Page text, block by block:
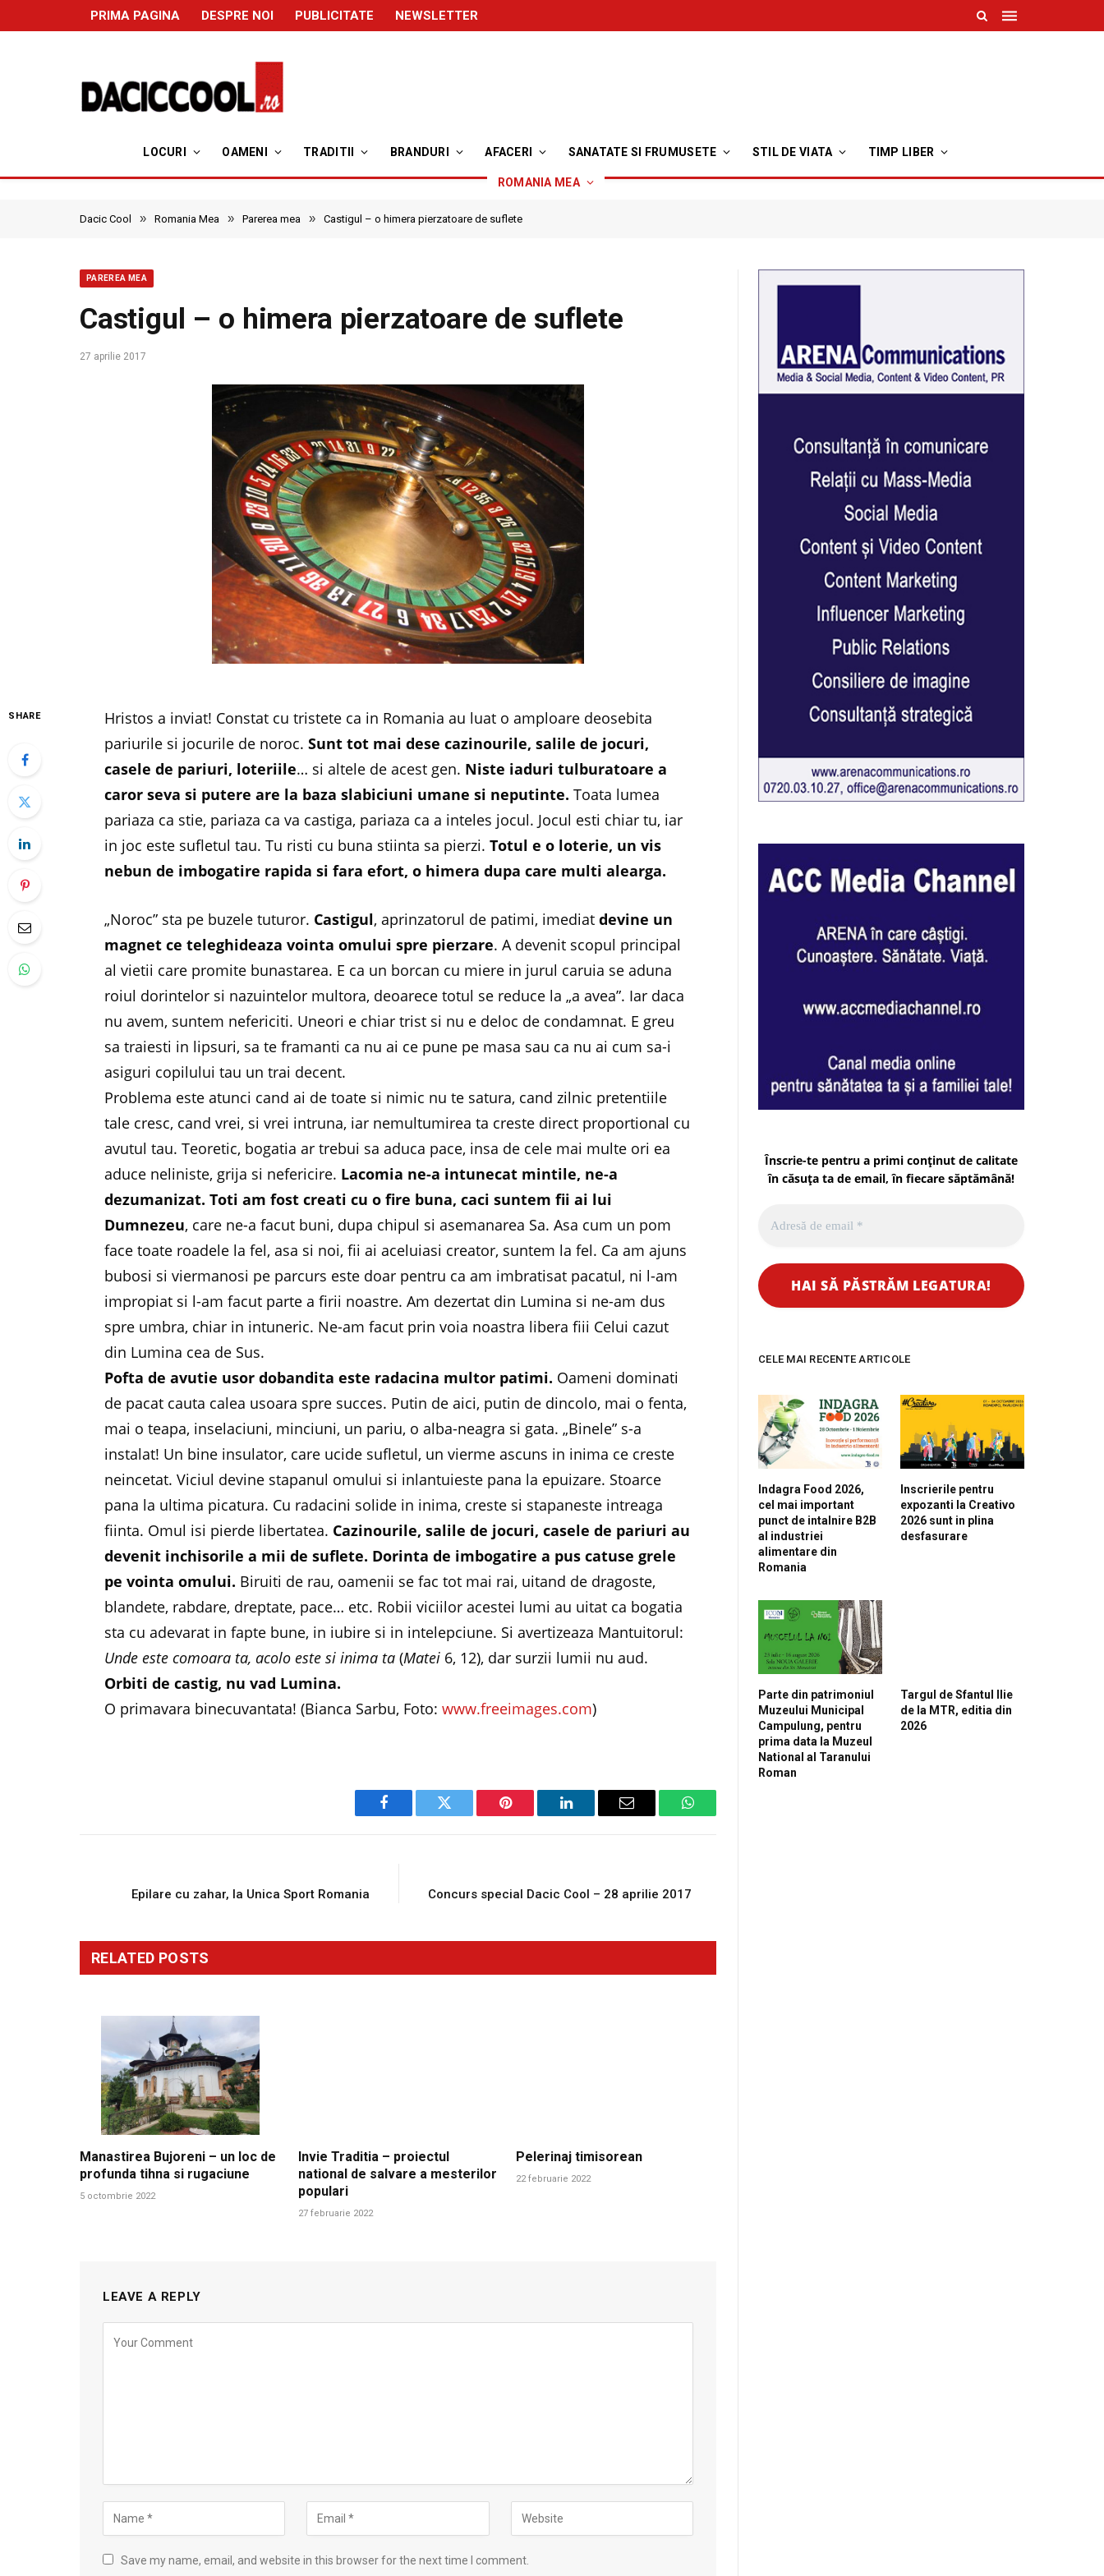
PRIMA PAGINA DESPRE NOI PUBLICITATE NEWSLETTER
LOCURI OAMENI TRADITII BRANDURI AFACERI SANATATE SI FRUMUSETE STIL DE VIATA TIMP LIBER
ROMANIA MEA
Dacic Cool » Romania Mea » Parerea mea » Castigul – o himera pierzatoare de suflete
PAREREA MEA
Castigul – o himera pierzatoare de suflete
27 aprilie 2017
SHARE
Hristos a inviat! Constat cu tristete ca in Romania au luat o amploare deosebita
pariurile si jocurile de noroc.Sunt tot mai dese cazinourile, salile de jocuri,
casele de pariuri, loteriile… si altele de acest gen. Niste iaduri tulburatoare a
caror seva si putere are la baza slabiciuni umane si neputinte. Toata lumea
pariaza ca stie, pariaza ca va castiga, pariaza ca a inteles jocul. Jocul esti chiar tu, iar
in joc este sufletul tau. Tu risti cu buna stiinta sa pierzi.Totul e o loterie, un vis
nebun de imbogatire rapida si fara efort, o himera dupa care multi alearga.
„Noroc” sta pe buzele tuturor. Castigul, aprinzatorul de patimi, imediatdevine un
magnet ce teleghideaza vointa omului spre pierzare. A devenit scopul principal
al vietii care promite bunastarea. E ca un borcan cu miere in jurul caruia se aduna
roiul dorintelor si nazuintelor multora, deoarece totul se reduce la „a avea”. Iar daca
nu avem, suntem nefericiti. Uneori e chiar trist si nu e deloc de condamnat. E greu
sa traiesti in lipsuri, sa te framanti ca nu ai ce pune pe masa sau ca nu ai cum sa-i
asiguri copilului tau un trai decent.
Problema este atunci cand ai de toate si nimic nu te satura, cand zilnic pretentiile
tale cresc, cand vrei, si vrei intruna, iar nemultumirea ta creste direct proportional cu
avutul tau. Teoretic, bogatia ar trebui sa aduca pace, insa de cele mai multe ori ea
aduce neliniste, grija si nefericire. Lacomia ne-a intunecat mintile, ne-a
dezumanizat. Toti am fost creati cu o fire buna, caci suntem fii ai lui
Dumnezeu, care ne-a facut buni, dupa chipul si asemanarea Sa. Asa cum un pom
face toate roadele la fel, asa si noi, fii ai aceluiasi creator, suntem la fel. Ca am ajuns
bubosi si viermanosi pe parcurs este doar pentru ca am imbratisat pacatul, ni l-am
impropiat si l-am facut parte a firii noastre. Am dezertat din Lumina si ne-am dus
spre umbra, chiar in intuneric. Ne-am facut prin voia noastra libera fiii Celui cazut
din Lumina cea de Sus.
Pofta de avutie usor dobandita este radacina multor patimi. Oameni dominati
de pacat cauta calea usoara spre succes. Putin de aici, putin de dincolo, mai o fenta,
mai o teapa, inselaciuni, minciuni, un pariu, o alba-neagra si gata. „Binele” s-a
instalat! Un bine insulator, care ucide sufletul, un vierme ascuns in inima ce creste
neincetat. Viciul devine stapanul omului si inlantuieste pana la epuizare. Stoarce
pana la ultima picatura. Cu radacini solide in inima, creste si stapaneste intreaga
fiinta. Omul isi pierde libertatea. Cazinourile, salile de jocuri, casele de pariuri au
devenit inchisorile a mii de suflete. Dorinta de imbogatire a pus catuse grele
pe vointa omului. Biruiti de rau, oamenii se fac tot mai rai, uitand de dragoste,
blandete, rabdare, dreptate, pace… etc. Robii viciilor acestei lumi au uitat ca bogatia
sta cu adevarat in fapte bune, in iubire si in intelepciune. Si avertizeaza Mantuitorul:
Unde este comoara ta, acolo este si inima ta (Matei 6, 12), dar surzii lumii nu aud.
Orbiti de castig, nu vad Lumina.
O primavara binecuvantata! (Bianca Sarbu, Foto:www.freeimages.com)
Facebook Twitter Pinterest LinkedIn Email WhatsApp
Epilare cu zahar, la Unica Sport Romania Concurs special Dacic Cool – 28 aprilie 2017
RELATED POSTS
Manastirea Bujoreni – un loc de
profunda tihna si rugaciune
5 octombrie 2022
Invie Traditia – proiectul
national de salvare a mesterilor
populari
27 februarie 2022
Pelerinaj timisorean
22 februarie 2022
LEAVE A REPLY
Save my name, email, and website in this browser for the next time I comment.
Înscrie-te pentru a primi conținut de calitate
în căsuța ta de email, în fiecare săptămână!
CELE MAI RECENTE ARTICOLE
Indagra Food 2026,
cel mai important
punct de intalnire B2B
al industriei
alimentare din
Romania
Inscrierile pentru
expozanti la Creativo
2026 sunt in plina
desfasurare
Parte din patrimoniul
Muzeului Municipal
Campulung, pentru
prima data la Muzeul
National al Taranului
Roman
Targul de Sfantul Ilie
de la MTR, editia din
2026